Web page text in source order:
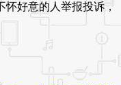
怀好意的人举报投诉，